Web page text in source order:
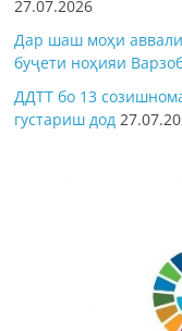
27.07.2026
Дар шаш моҳи
буҷети ноҳияи
ДДТТ бо 13
густариш дод